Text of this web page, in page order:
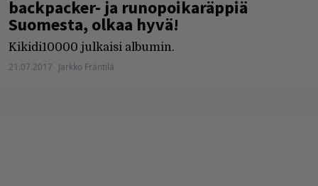
backpacker- ja runopoikaräppiä
Suomesta, olkaa hyvä!
Kikidi10000 julkaisi albumin.
21.07.2017 Jarkko Fräntilä